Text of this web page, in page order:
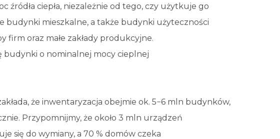
ciepła, niezależnie od tego, czy użytkuje go
budynki mieszkalne, a także budynki użyteczności
firm oraz małe zakłady produkcyjne.
budynki o nominalnej mocy cieplnej
że inwentaryzacja obejmie ok. 5−6 mln budynków,
Przypomnijmy, że około 3 mln urządzeń
się do wymiany, a 70 % domów czeka